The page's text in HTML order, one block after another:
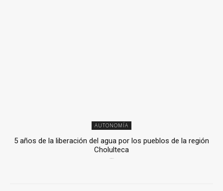
AUTONOMÍA
5 años de la liberación del agua por los pueblos de la región
Cholulteca